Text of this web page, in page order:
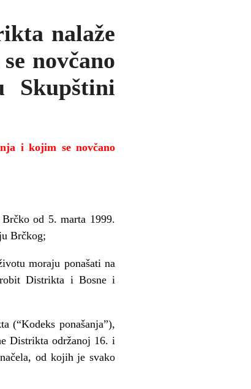
nalaže
novčano
Skupštini
i kojim se novčano
od 5. marta 1999.
Brčkog;
moraju ponašati na
Distrikta i Bosne i
(“Kodeks ponašanja”),
Distrikta održanoj 16. i
od kojih je svako